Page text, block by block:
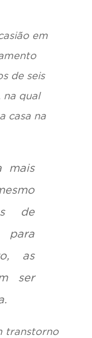
em
de seis
na qual
casa na
mais
de
para
as
ser
transtorno